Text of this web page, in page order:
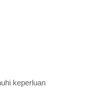
keperluan